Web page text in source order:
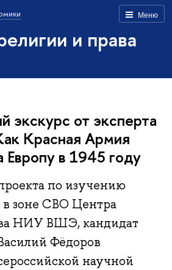
Меню
и права
экскурс от эксперта
Красная Армия
в 1945 году
по изучению
в зоне СВО Центра
НИУ ВШЭ, кандидат
Фёдоров
научной